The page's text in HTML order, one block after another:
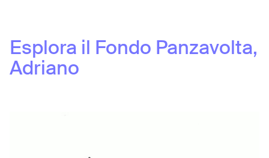
Esplora il Fondo Panzavolta,
Adriano